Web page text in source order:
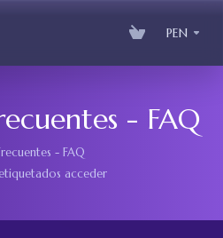
PEN
- FAQ
- FAQ
acceder